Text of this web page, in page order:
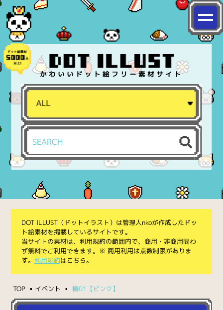
かわいいドット絵フリー素材サイト
DOT ILLUST（ドットイラスト）は管理人nkoが作成したドッ
ト絵素材を掲載しているサイトです。
当サイトの素材は、利用規約の範囲内で、商用・非商用問わ
ず無料でご利用できます。※ 商用利用は点数制限がありま
す。 利用規約はこちら。
TOP イベント 椿01【ピンク】